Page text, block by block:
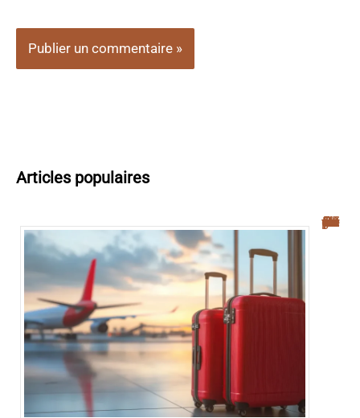
Articles populaires
Navette aéroport Palerme : guide complet pour un transfert facile vers le centre-ville